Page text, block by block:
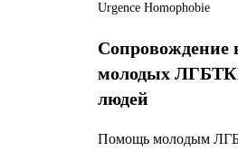
Сопровождение
молодых
людей
Помощь молодым
Urgence Homophobie